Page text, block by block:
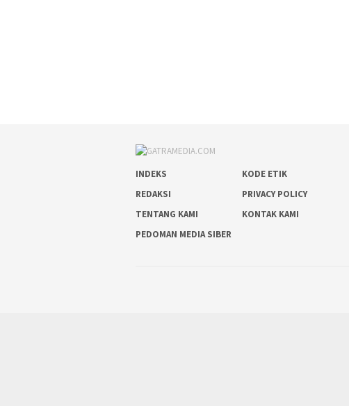
INDEKS KODE ETIK
REDAKSI
PRIVACY POLICY
TENTANG KAMI
KONTAK KAMI
PEDOMAN MEDIA SIBER